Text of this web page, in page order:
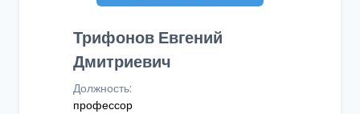
Трифонов Евгений
Дмитриевич
Должность:
профессор